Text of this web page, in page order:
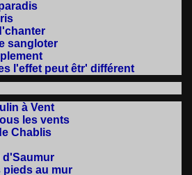
sangloter
l'effet peut êtr' différent
à Vent
les vents
Chablis
d'Saumur
pieds au mur